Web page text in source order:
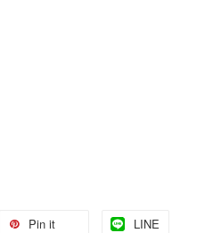
Pin it LINE